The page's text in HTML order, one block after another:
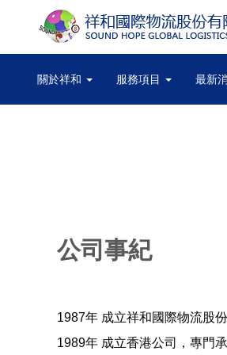
關於祥和 服務項目 最新
公司事紀
1987年 成立祥和國際物流股
1989年 成立香港公司，專門